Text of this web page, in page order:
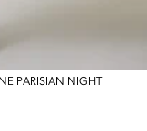
PARISIAN NIGHT